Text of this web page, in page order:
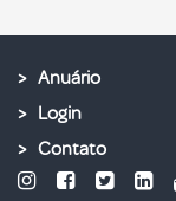
Anuário
Login
Contato